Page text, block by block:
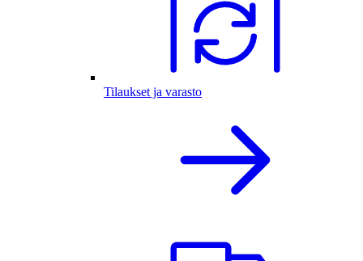
Tilaukset ja varasto